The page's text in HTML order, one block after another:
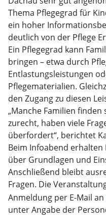
Thema Pflegegrad für
ein hoher
deutlich von der Pflege
Ein Pflegegrad kann
bringen – etwa durch
Entlastungsleistungen
Pflegematerialien.
den Zugang zu diesen
„Manche Familien
zurecht, haben viele
überfordert“, berichtet
Beim Infoabend
über Grundlagen und
Anschließend bleibt
Fragen. Die
Anmeldung per E-Mail an
unter Angabe der